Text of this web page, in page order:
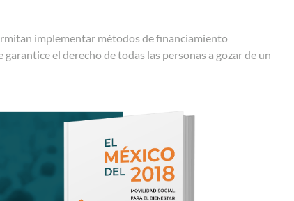
implementar métodos de financiamiento
el derecho de todas las personas a gozar de un